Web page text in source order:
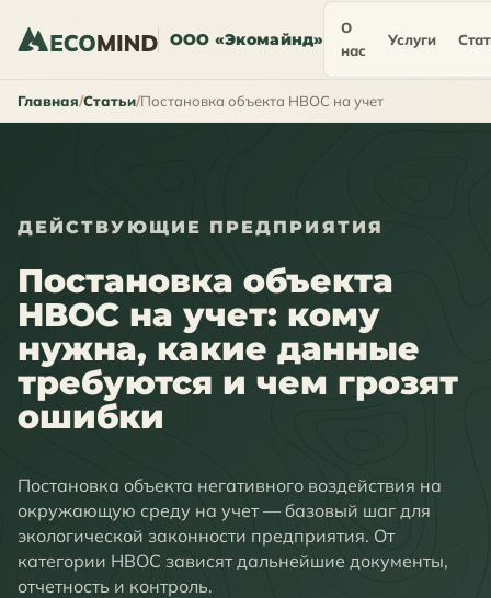
ООО «Экомайнд»
О
нас
Услуги
Главная Статьи Постановка объекта НВОС на учет
ДЕЙСТВУЮЩИЕ ПРЕДПРИЯТИЯ
Постановка объекта
НВОС на учет: кому
нужна, какие данные
требуются и чем грозят
ошибки
Постановка объекта негативного воздействия на
окружающую среду на учет — базовый шаг для
экологической законности предприятия. От
категории НВОС зависят дальнейшие документы,
отчетность и контроль.